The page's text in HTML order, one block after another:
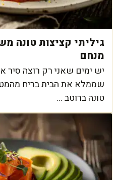
גיליתי קציצות טונה
מנחם
יש ימים שאני רק רוצה
שממלא את הבית בריח
טונה ברוטב ...